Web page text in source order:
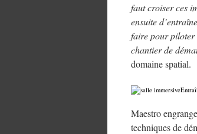
faut croiser ces
ensuite
faire pour piloter
chantier de
domaine spatial.
Maestro
techniques de